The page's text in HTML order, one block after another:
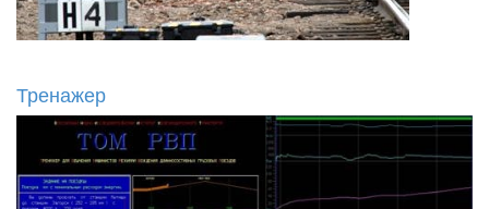
Тренажер